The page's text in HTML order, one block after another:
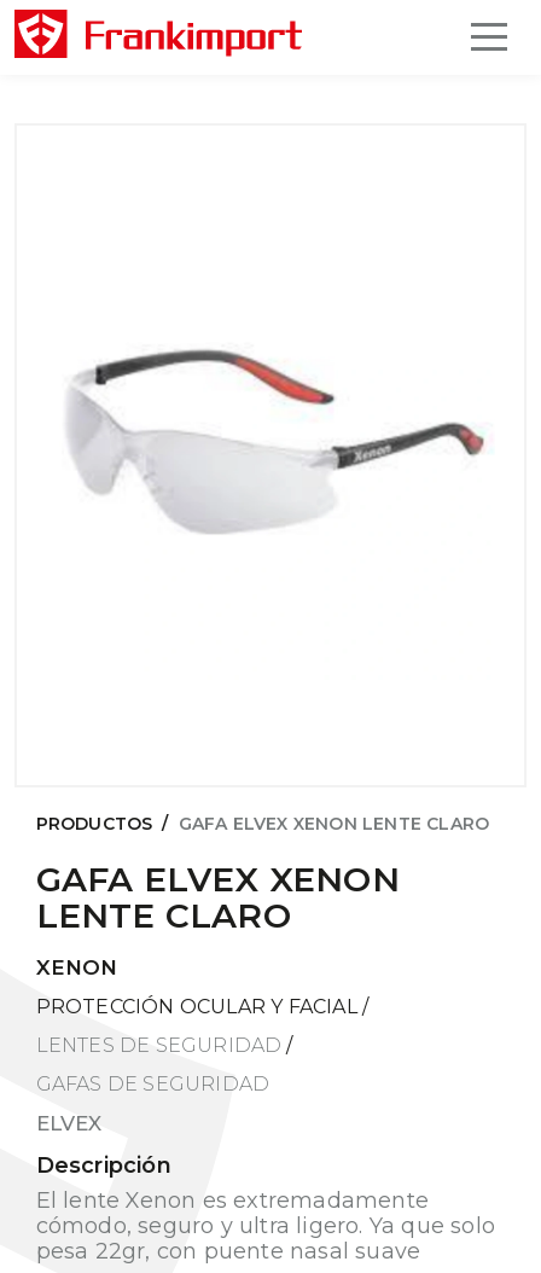
PRODUCTOS / GAFA ELVEX XENON LENTE CLARO
GAFA ELVEX XENON
LENTE CLARO
XENON
PROTECCIÓN OCULAR Y FACIAL /
LENTES DE SEGURIDAD /
GAFAS DE SEGURIDAD
ELVEX
Descripción
El lente Xenon es extremadamente
cómodo, seguro y ultra ligero. Ya que solo
pesa 22gr, con puente nasal suave